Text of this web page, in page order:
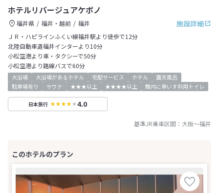
ホテルリバージュアケボノ
施設詳細
福井県 福井・越前
福井
ＪＲ・ハピラインふくい線福井駅より徒歩で12分
北陸自動車道福井インターより10分
小松空港より車・タクシーで50分
小松空港より路線バスで60分
大浴場 大浴場があるホテル 宅配サービス ホテル
露天風呂
駐車場有り
サウナ ★★★以上 ★★★★以上 館内に車いす利用トイレ
日本旅行 4.0
基準JR乗車区間： 大阪～福井